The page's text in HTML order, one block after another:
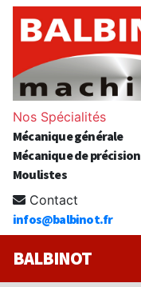
Nos Spécialités
Mécanique générale
Mécanique de précision
Moulistes
Contact
infos@balbinot.fr
BALBINOT